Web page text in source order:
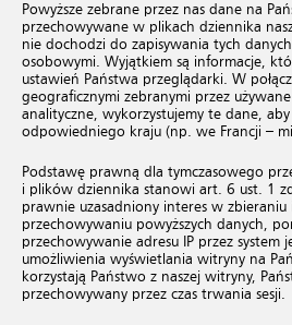
Powyższe zebrane przez nas dane na
przechowywane w plikach dziennika
nie dochodzi do zapisywania tych
osobowymi. Wyjątkiem są informacje,
ustawień Państwa przeglądarki. W
geograficznymi zebranymi przez
analityczne, wykorzystujemy te dane,
odpowiedniego kraju (np. we Francji –
Podstawę prawną dla tymczasowego
i plików dziennika stanowi art. 6 ust. 1
prawnie uzasadniony interes w zbieraniu
przechowywaniu powyższych danych,
przechowywanie adresu IP przez system
umożliwienia wyświetlania witryny na
korzystają Państwo z naszej witryny,
przechowywany przez czas trwania sesji.